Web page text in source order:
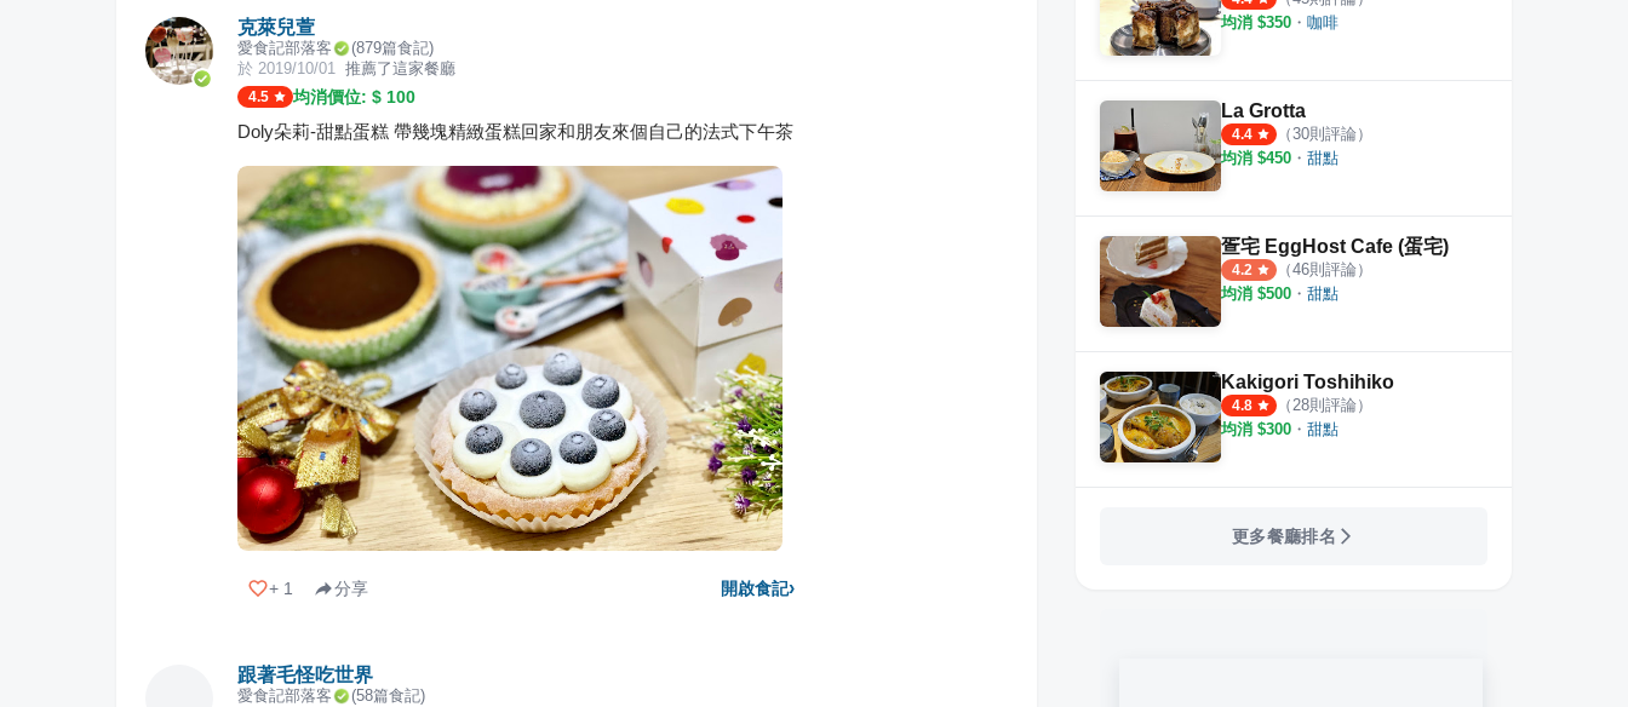
克萊兒萱
愛食記部落客 (879篇食記)
於 2019/10/01 推薦了這家餐廳
4.5 均消價位: $ 100
Doly朵莉-甜點蛋糕 帶幾塊精緻蛋糕回家和朋友來個自己的法式下午茶
+ 1 分享 開啟食記›
跟著毛怪吃世界
愛食記部落客 (58篇食記)
均消 $350 ・ 咖啡
La Grotta
4.4 （30則評論）
均消 $450 ・ 甜點
疍宅 EggHost Cafe (蛋宅)
4.2 （46則評論）
均消 $500 ・ 甜點
Kakigori Toshihiko
4.8 （ 28則評論）
均消 $300 ・ 甜點
更多餐廳排名